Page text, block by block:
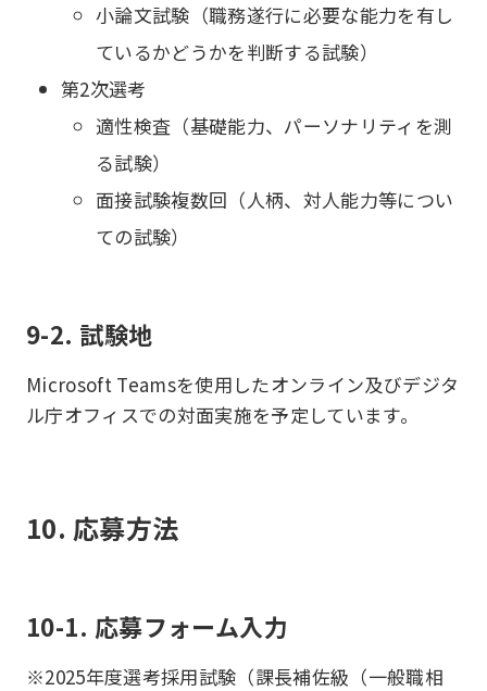
小論文試験（職務遂行に必要な能力を有し
ているかどうかを判断する試験）
第2次選考
適性検査（基礎能力、パーソナリティを測
る試験）
面接試験複数回（人柄、対人能力等につい
ての試験）
9-2. 試験地
Microsoft Teamsを使用したオンライン及びデジタ
ル庁オフィスでの対面実施を予定しています。
10. 応募方法
10-1. 応募フォーム入力
※2025年度選考採用試験（課長補佐級（一般職相